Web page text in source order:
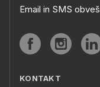
Email in SMS
KONTAKT